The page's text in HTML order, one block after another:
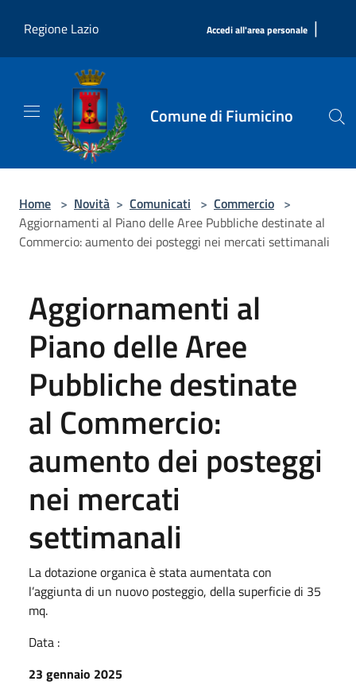
Regione Lazio
Accedi all'area personale |
Comune di Fiumicino
Home > Novità > Comunicati > Commercio >
Aggiornamenti al Piano delle Aree Pubbliche destinate al
Commercio: aumento dei posteggi nei mercati settimanali
Aggiornamenti al
Piano delle Aree
Pubbliche destinate
al Commercio:
aumento dei posteggi
nei mercati
settimanali
La dotazione organica è stata aumentata con
l’aggiunta di un nuovo posteggio, della superficie di 35
mq.
Data :
23 gennaio 2025